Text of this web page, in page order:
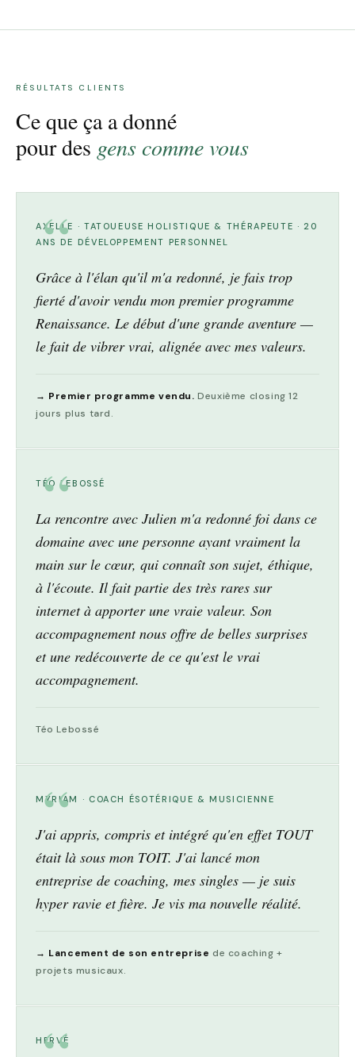
RÉSULTATS CLIENTS
Ce que ça a donné
pour des gens comme vous
AXELLE · TATOUEUSE HOLISTIQUE & THÉRAPEUTE · 20
ANS DE DÉVELOPPEMENT PERSONNEL
Grâce à l'élan qu'il m'a redonné, je fais trop
fierté d'avoir vendu mon premier programme
Renaissance. Le début d'une grande aventure —
le fait de vibrer vrai, alignée avec mes valeurs.
→ Premier programme vendu. Deuxième closing 12
jours plus tard.
TÉO LEBOSSÉ
La rencontre avec Julien m'a redonné foi dans ce
domaine avec une personne ayant vraiment la
main sur le cœur, qui connaît son sujet, éthique,
à l'écoute. Il fait partie des très rares sur
internet à apporter une vraie valeur. Son
accompagnement nous offre de belles surprises
et une redécouverte de ce qu'est le vrai
accompagnement.
Téo Lebossé
MYRIAM · COACH ÉSOTÉRIQUE & MUSICIENNE
J'ai appris, compris et intégré qu'en effet TOUT
était là sous mon TOIT. J'ai lancé mon
entreprise de coaching, mes singles — je suis
hyper ravie et fière. Je vis ma nouvelle réalité.
→ Lancement de son entreprise de coaching +
projets musicaux.
HERVÉ